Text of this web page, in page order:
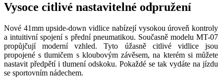
Vysoce citlivé nastavitelné odpružení
Nové 41mm upside-down vidlice nabízejí vysokou úroveň kontroly
a intuitivní spojení s přední pneumatikou. Současně modelu MT-07
propůjčují moderní vzhled. Tyto úžasně citlivé vidlice jsou
propojené s tlumičem s kloubovým závěsem, na kterém si můžete
nastavit předpětí i tlumení odskoku. Pokaždé se tak vydáte na jízdu
se sportovním nádechem.